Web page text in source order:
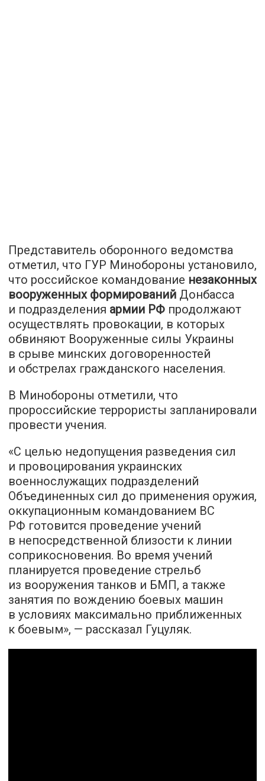
Представитель оборонного ведомства
отметил, что ГУР Минобороны установило,
что российское командование незаконных
вооруженных формирований Донбасса
и подразделения армии РФ продолжают
осуществлять провокации, в которых
обвиняют Вооруженные силы Украины
в срыве минских договоренностей
и обстрелах гражданского населения.
В Минобороны отметили, что
пророссийские террористы запланировали
провести учения.
«С целью недопущения разведения сил
и провоцирования украинских
военнослужащих подразделений
Объединенных сил до применения оружия,
оккупационным командованием ВС
РФ готовится проведение учений
в непосредственной близости к линии
соприкосновения. Во время учений
планируется проведение стрельб
из вооружения танков и БМП, а также
занятия по вождению боевых машин
в условиях максимально приближенных
к боевым», — рассказал Гуцуляк.